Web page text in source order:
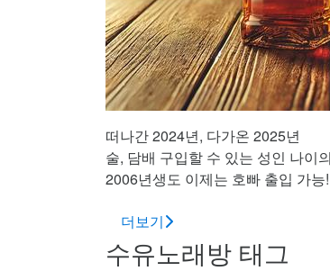
떠나간 2024년, 다가온 2025년
술, 담배 구입할 수 있는 성인 나이
2006년생도 이제는 호빠 출입 가능
더보기
수유노래방 태그